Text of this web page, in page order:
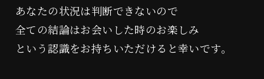
あなたの状況は判断できないので
全ての結論はお会いした時のお楽しみ
という認識をお持ちいただけると幸いです。